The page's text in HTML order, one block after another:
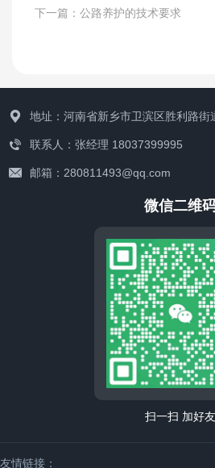
下一篇：公路养护的技术要求
地址：河南省新乡市卫滨区胜利路街
联系人：张经理 18037399995
邮箱：280811493@qq.com
微信二维
扫一扫 加好友
友情链接：